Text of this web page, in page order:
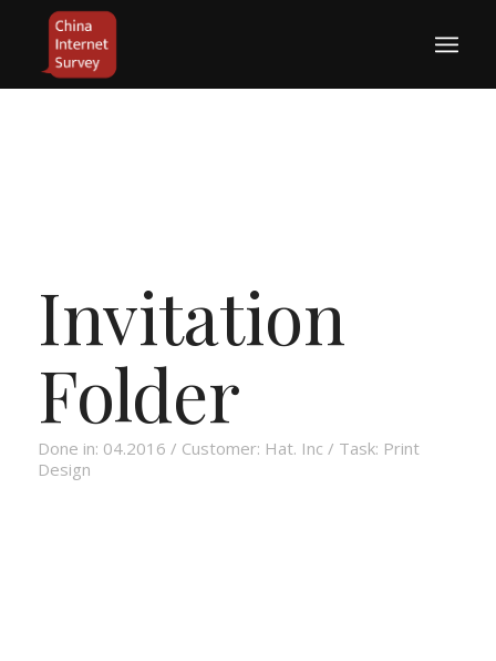
Invitation
Folder
Done in: 04.2016 / Customer: Hat. Inc / Task: Print
Design